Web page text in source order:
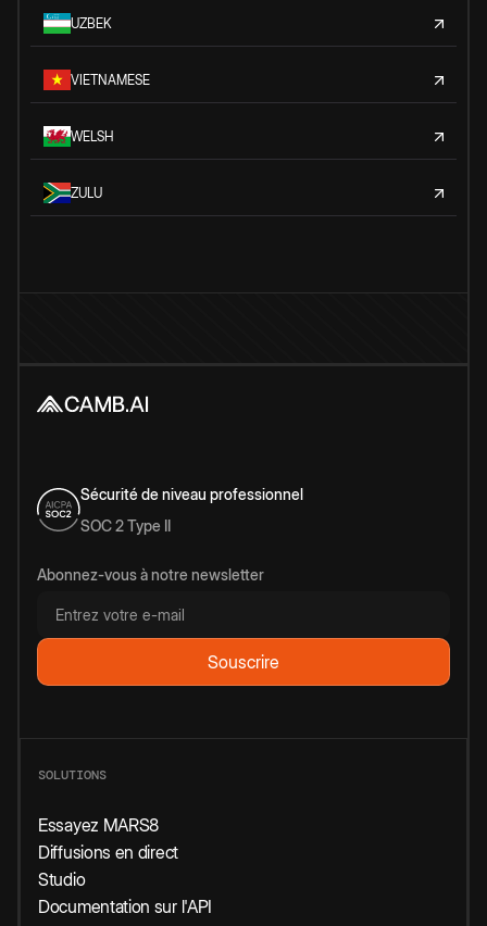
UZBEK
VIETNAMESE
WELSH
ZULU
Sécurité de niveau professionnel
SOC 2 Type II
Abonnez-vous à notre newsletter
SOLUTIONS
Essayez MARS8
Diffusions en direct
Studio
Documentation sur l'API